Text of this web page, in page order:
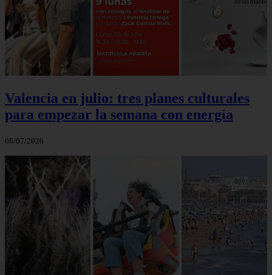
Valencia en julio: tres planes culturales
para empezar la semana con energía
06/07/2026